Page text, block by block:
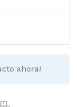
ahora!